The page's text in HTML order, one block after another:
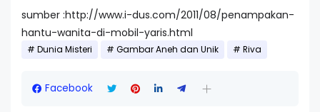
sumber :http://www.i-dus.com/2011/08/penampakan-
hantu-wanita-di-mobil-yaris.html
Dunia Misteri Gambar Aneh dan Unik Riva
Facebook